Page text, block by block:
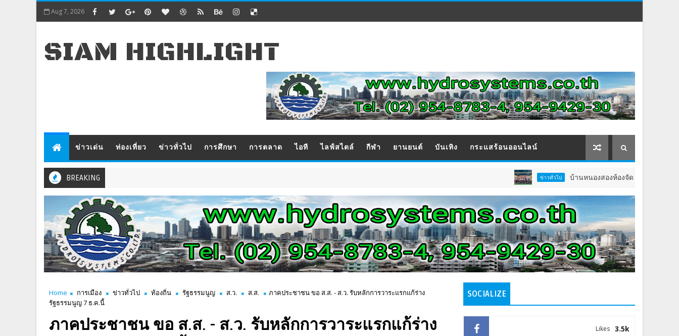
Aug 7, 2026
SIAM HIGHLIGHT
ข่าวเด่น ท่องเที่ยว ข่าวทั่วไป การศึกษา การตลาด ไอที ไลฟ์สไตล์ กีฬา ยานยนต์ บันเทิง กระแสร้อนออนไลน์
BREAKING ข่าวทั่วไป บ้านหนองสองห้องจัดใหญ่ “แห่เทียนพรรษา–ผ้าป่า
Home การเมือง ข่าวทั่วไป ท้องถิ่น รัฐธรรมนูญ ส.ว. ส.ส.
ภาคประชาชน ขอ ส.ส. - ส.ว. รับหลักการวาระแรกแก้ร่าง
รัฐธรรมนูญ 7 ธ.ค.นี้
ภาคประชาชน ขอ ส.ส. - ส.ว. รับหลักการวาระแรกแก้ร่าง
SOCIALIZE
3.5k
Likes